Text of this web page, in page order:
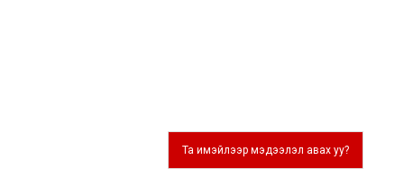
Та имэйлээр мэдээлэл авах уу?